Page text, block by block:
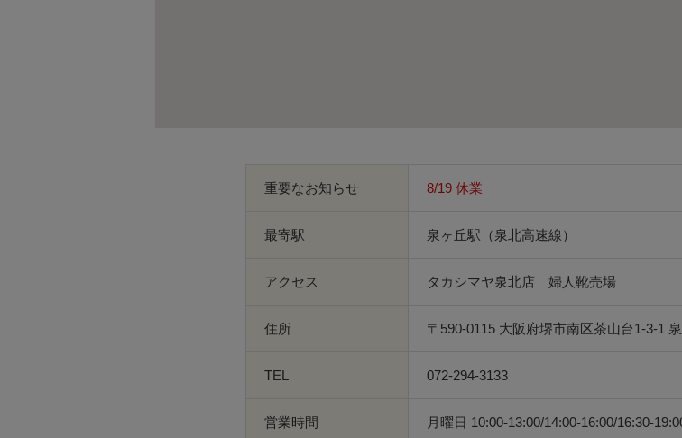
重要なお知らせ 8/19 休業
最寄駅 泉ヶ丘駅（泉北高速線）
アクセス タカシマヤ泉北店 婦人靴売場
住所 〒590-0115 大阪府堺市南区茶山台1-3-1
TEL 072-294-3133
営業時間
月曜日 10:00-13:00/14:00-16:00/16:30-